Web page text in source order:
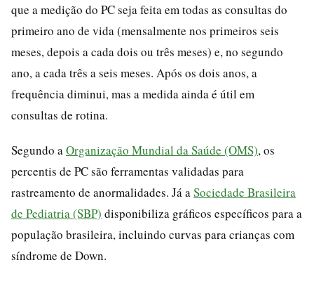
que a medição do PC seja feita em todas as consultas do
primeiro ano de vida (mensalmente nos primeiros seis
meses, depois a cada dois ou três meses) e, no segundo
ano, a cada três a seis meses. Após os dois anos, a
frequência diminui, mas a medida ainda é útil em
consultas de rotina.
Segundo a Organização Mundial da Saúde (OMS), os
percentis de PC são ferramentas validadas para
rastreamento de anormalidades. Já a Sociedade Brasileira
de Pediatria (SBP) disponibiliza gráficos específicos para a
população brasileira, incluindo curvas para crianças com
síndrome de Down.